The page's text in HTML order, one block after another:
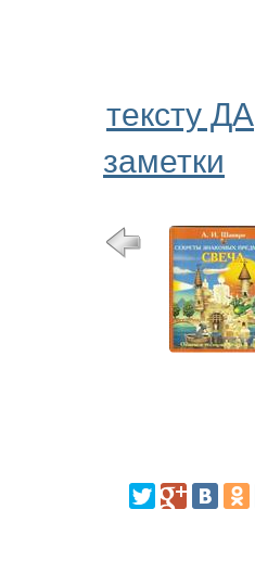
тексту ДА
заметки